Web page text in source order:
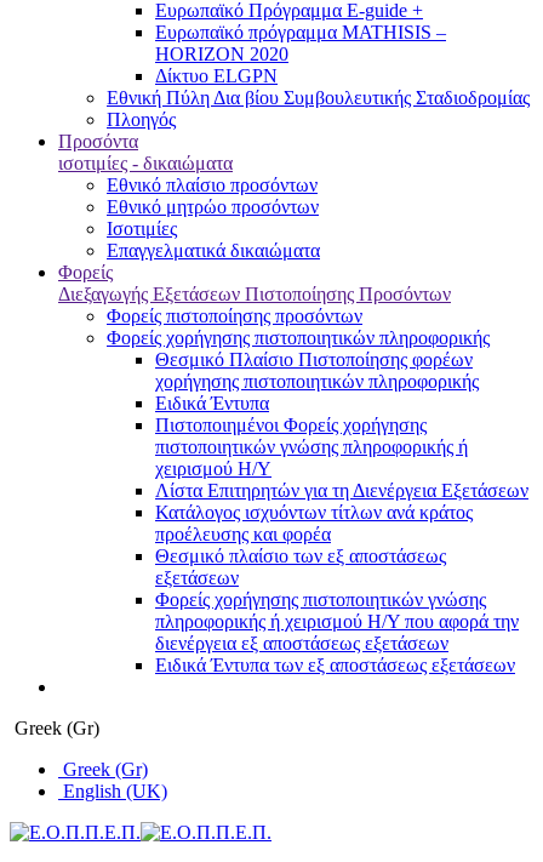
Ευρωπαϊκό Πρόγραμμα E-guide +
Ευρωπαϊκό πρόγραμμα MATHISIS –
HORIZON 2020
Δίκτυο ELGPN
Εθνική Πύλη Δια βίου Συμβουλευτικής Σταδιοδρομίας
Πλοηγός
Προσόντα
ισοτιμίες - δικαιώματα
Εθνικό πλαίσιο προσόντων
Εθνικό μητρώο προσόντων
Ισοτιμίες
Επαγγελματικά δικαιώματα
Φορείς
Διεξαγωγής Εξετάσεων Πιστοποίησης Προσόντων
Φορείς πιστοποίησης προσόντων
Φορείς χορήγησης πιστοποιητικών πληροφορικής
Θεσμικό Πλαίσιο Πιστοποίησης φορέων
χορήγησης πιστοποιητικών πληροφορικής
Ειδικά Έντυπα
Πιστοποιημένοι Φορείς χορήγησης
πιστοποιητικών γνώσης πληροφορικής ή
χειρισμού Η/Υ
Λίστα Επιτηρητών για τη Διενέργεια Εξετάσεων
Κατάλογος ισχυόντων τίτλων ανά κράτος
προέλευσης και φορέα
Θεσμικό πλαίσιο των εξ αποστάσεως
εξετάσεων
Φορείς χορήγησης πιστοποιητικών γνώσης
πληροφορικής ή χειρισμού Η/Υ που αφορά την
διενέργεια εξ αποστάσεως εξετάσεων
Ειδικά Έντυπα των εξ αποστάσεως εξετάσεων
Greek (Gr)
Greek (Gr)
English (UK)